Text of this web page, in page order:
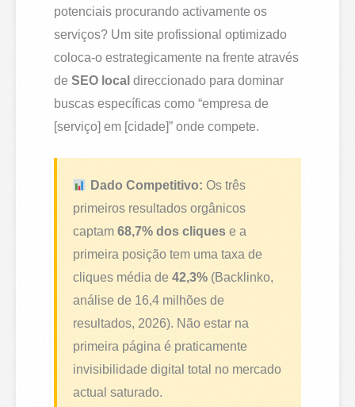
potenciais procurando activamente os
serviços? Um site profissional optimizado
coloca-o estrategicamente na frente através
deSEO local direccionado para dominar
buscas específicas como “empresa de
[serviço] em [cidade]” onde compete.
Dado Competitivo: Os três
primeiros resultados orgânicos
captam68,7% dos cliques e a
primeira posição tem uma taxa de
cliques média de42,3% (Backlinko,
análise de 16,4 milhões de
resultados, 2026). Não estar na
primeira página é praticamente
invisibilidade digital total no mercado
actual saturado.